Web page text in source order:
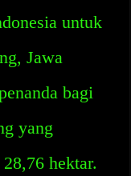
untuk
Jawa
bagi
yang
hektar.